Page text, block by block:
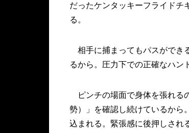
だったケンタッキーフライドチ
る。
相手に捕まってもパスができ
るから。圧力下での正確なハン
ピンチの場面で身体を張れる
勢）」を確認し続けているから
込まれる。緊張感に後押しされ